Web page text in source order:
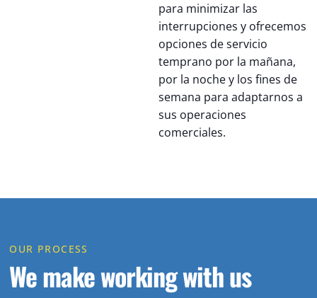
para minimizar las
interrupciones y ofrecemos
opciones de servicio
temprano por la mañana,
por la noche y los fines de
semana para adaptarnos a
sus operaciones
comerciales.
OUR PROCESS
We make working with us